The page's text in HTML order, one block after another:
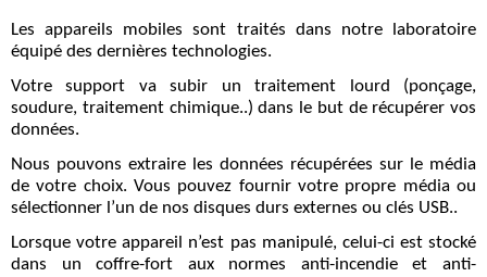
Les appareils mobiles sont traités dans notre laboratoire
équipé des dernières technologies.
Votre support va subir un traitement lourd (ponçage,
soudure, traitement chimique..) dans le but de récupérer vos
données.
Nous pouvons extraire les données récupérées sur le média
de votre choix. Vous pouvez fournir votre propre média ou
sélectionner l’un de nos disques durs externes ou clés USB..
Lorsque votre appareil n’est pas manipulé, celui-ci est stocké
dans un coffre-fort aux normes anti-incendie et anti-